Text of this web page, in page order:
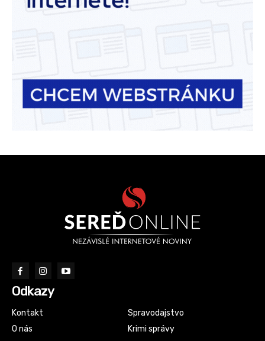
Odkazy
Kontakt
O nás
Spravodajstvo
Krimi správy